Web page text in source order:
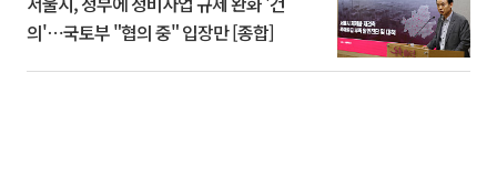
의'⋯국토부 "협의 중" 입장만 [종합]